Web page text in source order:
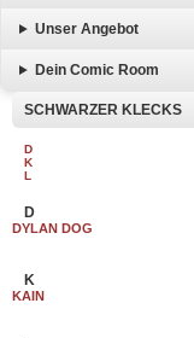
Unser Angebot
Dein Comic Room
SCHWARZER KLECKS
D
K
L
D
DYLAN DOG
K
KAIN